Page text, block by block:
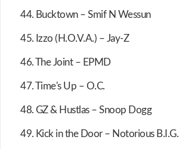
44. Bucktown – Smif N Wessun
45. Izzo (H.O.V.A.) – Jay-Z
46. The Joint – EPMD
47. Time's Up – O.C.
48. GZ & Hustlas – Snoop Dogg
49. Kick in the Door – Notorious B.I.G.